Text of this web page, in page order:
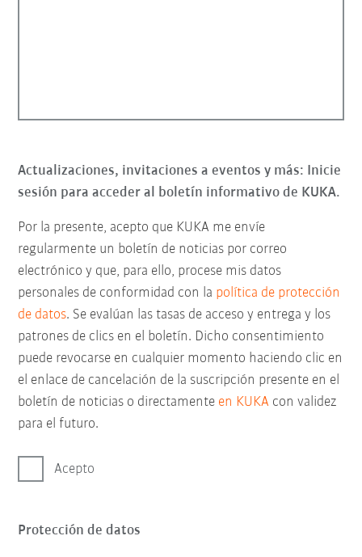
Actualizaciones, invitaciones a eventos y más: Inicie
sesión para acceder al boletín informativo de KUKA.
Por la presente, acepto que KUKA me envíe
regularmente un boletín de noticias por correo
electrónico y que, para ello, procese mis datos
personales de conformidad con la política de protección
de datos. Se evalúan las tasas de acceso y entrega y los
patrones de clics en el boletín. Dicho consentimiento
puede revocarse en cualquier momento haciendo clic en
el enlace de cancelación de la suscripción presente en el
boletín de noticias o directamente en KUKA con validez
para el futuro.
Acepto
Protección de datos